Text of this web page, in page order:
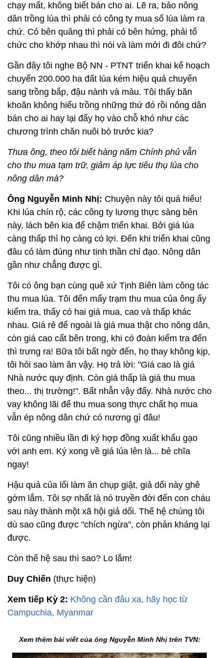
chạy mất, không biết bán cho ai. Lẽ ra, bảo nông
dân trồng lúa thì phải có công ty mua số lúa làm ra
chứ. Có bên quăng thì phải có bên hứng, phải tổ
chức cho khớp nhau thì nói và làm mới đi đôi chứ?
Gần đây tôi nghe Bộ NN - PTNT triển khai kế hoạch
chuyển 200.000 ha đất lúa kém hiệu quả chuyển
sang trồng bắp, đậu nành và màu. Tôi thấy băn
khoăn không hiểu trồng những thứ đó rồi nông dân
bán cho ai hay lại đẩy họ vào chỗ khó như các
chương trình chăn nuôi bò trước kia?
Thưa ông, theo tôi biết hàng năm Chính phủ vẫn
cho thu mua tạm trữ, giảm áp lực tiêu thụ lúa cho
nông dân mà?
Ông Nguyễn Minh Nhị: Chuyện này tôi quá hiểu!
Khi lúa chín rộ, các công ty lương thực sàng bên
này, lách bên kia để chậm triển khai. Bởi giá lúa
càng thấp thì họ càng có lợi. Đến khi triển khai cũng
đâu có làm đúng như tinh thần chỉ đạo. Nông dân
gần như chẳng được gì.
Tôi có ông bạn cùng quê xứ Tịnh Biên làm công tác
thu mua lúa. Tôi đến mấy trạm thu mua của ông ấy
kiểm tra, thấy có hai giá mua, cao và thấp khác
nhau. Giá rẻ để ngoài là giá mua thật cho nông dân,
còn giá cao cất bên trong, khi có đoàn kiểm tra đến
thì trưng ra! Bữa tôi bất ngờ đến, họ thay không kịp,
tôi hỏi sao làm ăn vậy. Họ trả lời: "Giá cao là giá
Nhà nước quy định. Còn giá thấp là giá thu mua
theo... thị trường!". Bất nhẫn vậy đấy. Nhà nước cho
vay không lãi để thu mua song thực chất họ mua
vẫn ép nông dân chứ có nương gì đâu!
Tôi cũng nhiều lần đi ký hợp đồng xuất khẩu gạo
với anh em. Ký xong về giá lúa lên là... bẻ chĩa
ngay!
Hậu quả của lối làm ăn chụp giật, giả dối này ghê
gớm lắm. Tôi sợ nhất là nó truyền đời đến con cháu
sau này thành một xã hội giả dối. Thế hệ chúng tôi
dù sao cũng được "chích ngừa", còn phản kháng lại
được.
Còn thế hệ sau thì sao? Lo lắm!
Duy Chiến (thực hiện)
Xem tiếp Kỳ 2: Không cần đâu xa, hãy học từ
Campuchia, Myanmar
Xem thêm bài viết của ông Nguyễn Minh Nhị trên TVN: